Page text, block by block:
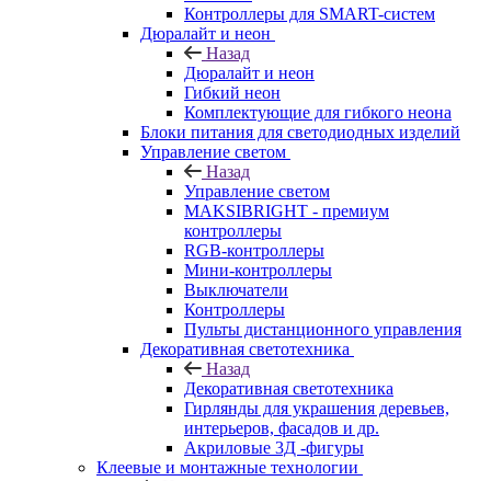
Контроллеры для SMART-систем
Дюралайт и неон
Назад
Дюралайт и неон
Гибкий неон
Комплектующие для гибкого неона
Блоки питания для светодиодных изделий
Управление светом
Назад
Управление светом
MAKSIBRIGHT - премиум
контроллеры
RGB-контроллеры
Мини-контроллеры
Выключатели
Контроллеры
Пульты дистанционного управления
Декоративная светотехника
Назад
Декоративная светотехника
Гирлянды для украшения деревьев,
интерьеров, фасадов и др.
Акриловые 3Д -фигуры
Клеевые и монтажные технологии